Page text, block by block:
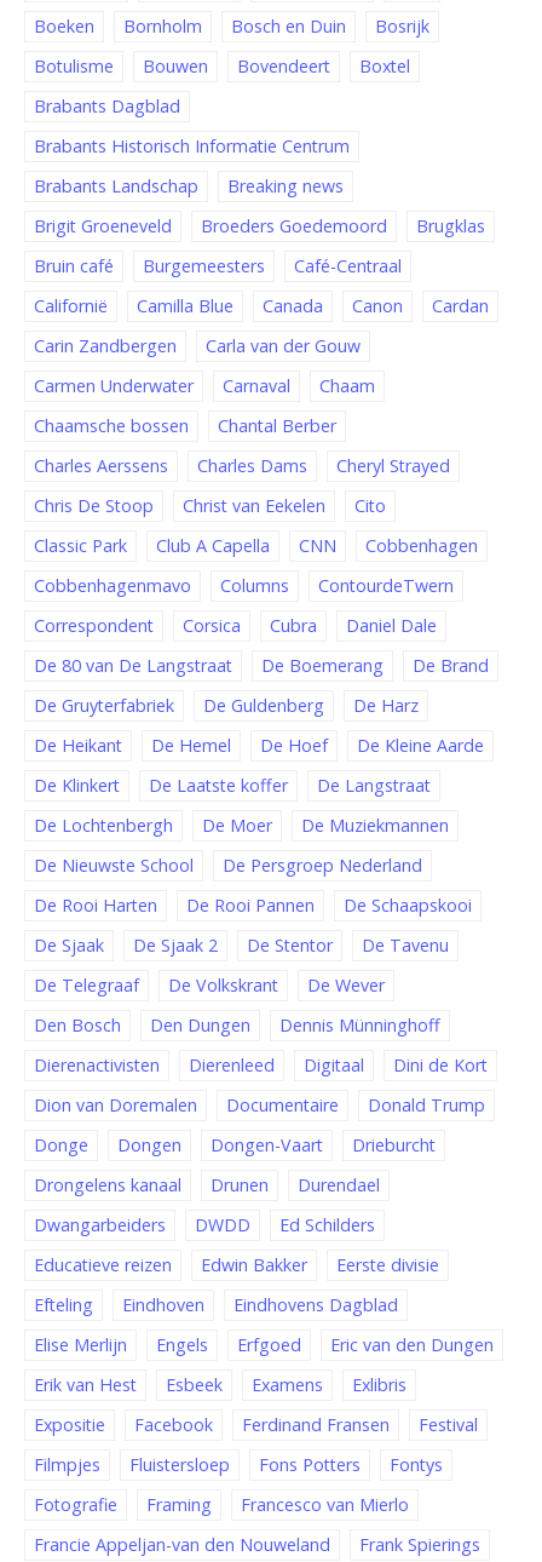
Boeken
Bornholm Bosch en Duin
Bosrijk
Botulisme
Bouwen Bovendeert
Boxtel
Brabants Dagblad
Brabants Historisch Informatie Centrum
Brabants Landschap
Breaking news
Brigit Groeneveld
Broeders Goedemoord
Brugklas
Bruin café
Burgemeesters
Café-Centraal
Californië
Camilla Blue Canada Canon
Cardan
Carin Zandbergen
Carla van der Gouw
Carmen Underwater
Carnaval
Chaam
Chaamsche bossen
Chantal Berber
Charles Aerssens
Charles Dams
Cheryl Strayed
Chris De Stoop
Christ van Eekelen
Cito
Classic Park
Club A Capella CNN
Cobbenhagen
Cobbenhagenmavo
Columns
ContourdeTwern
Correspondent
Corsica Cubra
Daniel Dale
De 80 van De Langstraat
De Boemerang
De Brand
De Gruyterfabriek
De Guldenberg
De Harz
De Heikant
De Hemel De Hoef
De Kleine Aarde
De Klinkert
De Laatste koffer
De Langstraat
De Lochtenbergh
De Moer
De Muziekmannen
De Nieuwste School
De Persgroep Nederland
De Rooi Harten
De Rooi Pannen
De Schaapskooi
De Sjaak
De Sjaak 2 De Stentor
De Tavenu
De Telegraaf
De Volkskrant
De Wever
Den Bosch
Den Dungen
Dennis Münninghoff
Dierenactivisten
Dierenleed Digitaal
Dini de Kort
Dion van Doremalen
Documentaire
Donald Trump
Donge
Dongen Dongen-Vaart
Drieburcht
Drongelens kanaal
Drunen
Durendael
Dwangarbeiders
DWDD
Ed Schilders
Educatieve reizen
Edwin Bakker
Eerste divisie
Efteling
Eindhoven
Eindhovens Dagblad
Elise Merlijn
Engels Erfgoed
Eric van den Dungen
Erik van Hest
Esbeek Examens
Exlibris
Expositie
Facebook Ferdinand Fransen
Festival
Filmpjes
Fluistersloep Fons Potters
Fontys
Fotografie
Framing
Francesco van Mierlo
Francie Appeljan-van den Nouweland
Frank Spierings